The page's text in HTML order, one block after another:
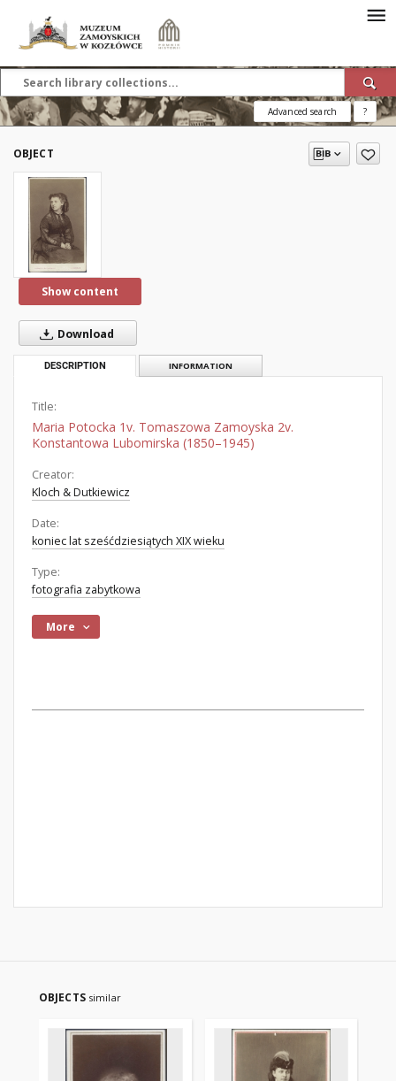
Advanced search ?
OBJECT
Show content
Download
DESCRIPTION INFORMATION
Title:
Maria Potocka 1v. Tomaszowa Zamoyska 2v.
Konstantowa Lubomirska (1850–1945)
Creator:
Kloch & Dutkiewicz
Date:
koniec lat sześćdziesiątych XIX wieku
Type:
fotografia zabytkowa
More
OBJECTS similar